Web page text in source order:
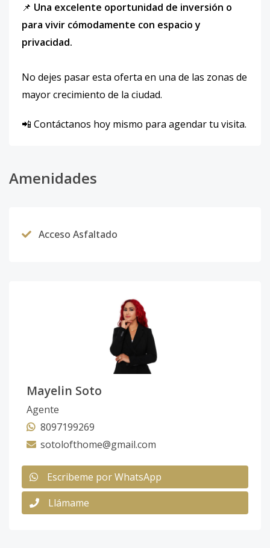
📌 Una excelente oportunidad de inversión o
para vivir cómodamente con espacio y
privacidad.
No dejes pasar esta oferta en una de las zonas de
mayor crecimiento de la ciudad.
📲 Contáctanos hoy mismo para agendar tu visita.
Amenidades
Acceso Asfaltado
Mayelin Soto
Agente
8097199269
sotolofthome@gmail.com
Escribeme por WhatsApp
Llámame